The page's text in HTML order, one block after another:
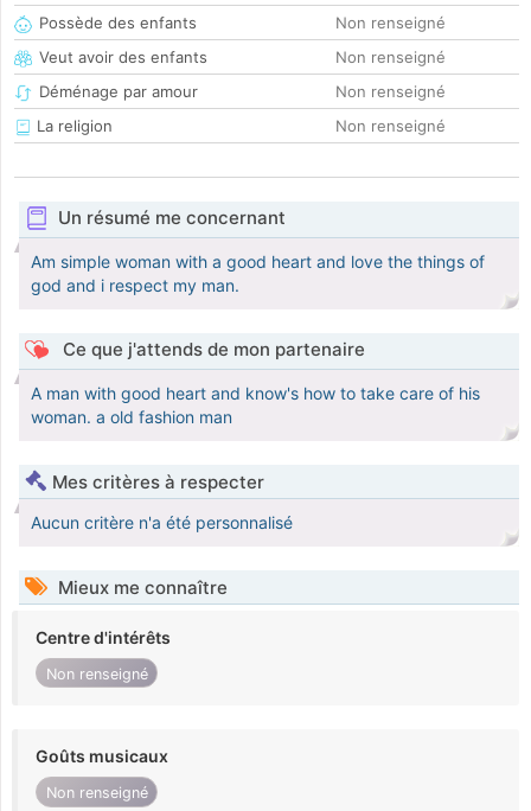
Possède des enfants
Non renseigné
Veut avoir des enfants
Non renseigné
Déménage par amour
Non renseigné
La religion
Non renseigné
Un résumé me concernant
Am simple woman with a good heart and love the things of
god and i respect my man.
Ce que j'attends de mon partenaire
A man with good heart and know's how to take care of his
woman. a old fashion man
Mes critères à respecter
Aucun critère n'a été personnalisé
Mieux me connaître
Centre d'intérêts
Non renseigné
Goûts musicaux
Non renseigné